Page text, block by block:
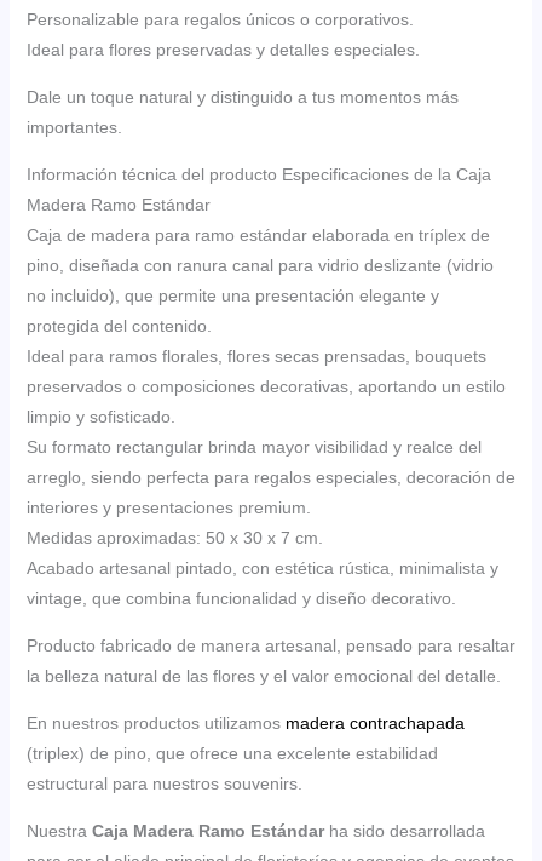
Personalizable para regalos únicos o corporativos.
Ideal para flores preservadas y detalles especiales.
Dale un toque natural y distinguido a tus momentos más
importantes.
Información técnica del producto Especificaciones de la Caja
Madera Ramo Estándar
Caja de madera para ramo estándar elaborada en tríplex de
pino, diseñada con ranura canal para vidrio deslizante (vidrio
no incluido), que permite una presentación elegante y
protegida del contenido.
Ideal para ramos florales, flores secas prensadas, bouquets
preservados o composiciones decorativas, aportando un estilo
limpio y sofisticado.
Su formato rectangular brinda mayor visibilidad y realce del
arreglo, siendo perfecta para regalos especiales, decoración de
interiores y presentaciones premium.
Medidas aproximadas: 50 x 30 x 7 cm.
Acabado artesanal pintado, con estética rústica, minimalista y
vintage, que combina funcionalidad y diseño decorativo.
Producto fabricado de manera artesanal, pensado para resaltar
la belleza natural de las flores y el valor emocional del detalle.
En nuestros productos utilizamos madera contrachapada
(triplex) de pino, que ofrece una excelente estabilidad
estructural para nuestros souvenirs.
Nuestra Caja Madera Ramo Estándarha sido desarrollada